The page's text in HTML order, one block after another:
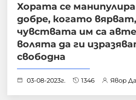
Хората се
добре, когато
чувствата им са
волята да ги
свободна
03-08-2023г. 1346 Явор